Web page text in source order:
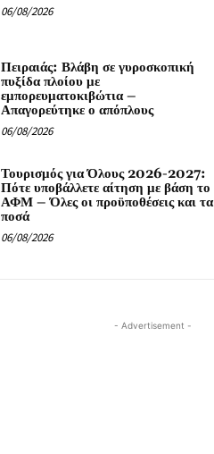
06/08/2026
Πειραιάς: Βλάβη σε γυροσκοπική
πυξίδα πλοίου με
εμπορευματοκιβώτια –
Απαγορεύτηκε ο απόπλους
06/08/2026
Τουρισμός για Όλους 2026-2027:
Πότε υποβάλλετε αίτηση με βάση το
ΑΦΜ – Όλες οι προϋποθέσεις και τα
ποσά
06/08/2026
- Advertisement -